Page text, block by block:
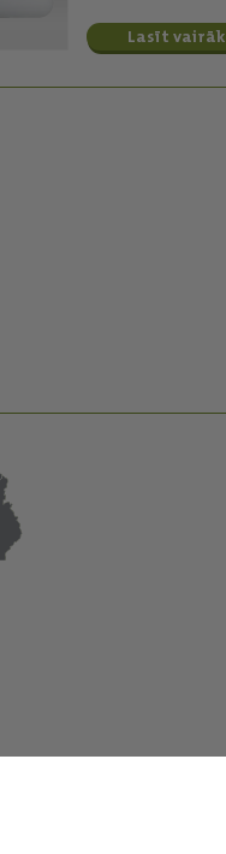
Lasīt vairāk